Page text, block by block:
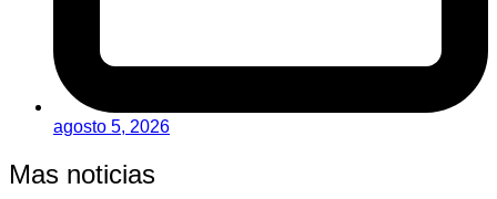
agosto 5, 2026
Mas noticias